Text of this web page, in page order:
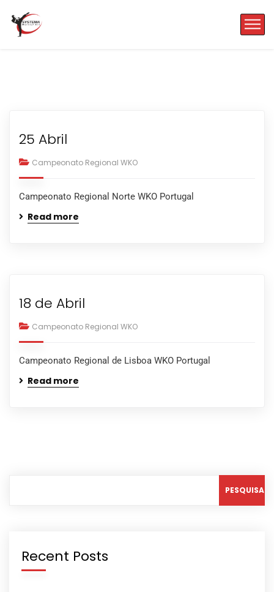
25 Abril
Campeonato Regional WKO
Campeonato Regional Norte WKO Portugal
Read more
18 de Abril
Campeonato Regional WKO
Campeonato Regional de Lisboa WKO Portugal
Read more
PESQUISAR
Recent Posts